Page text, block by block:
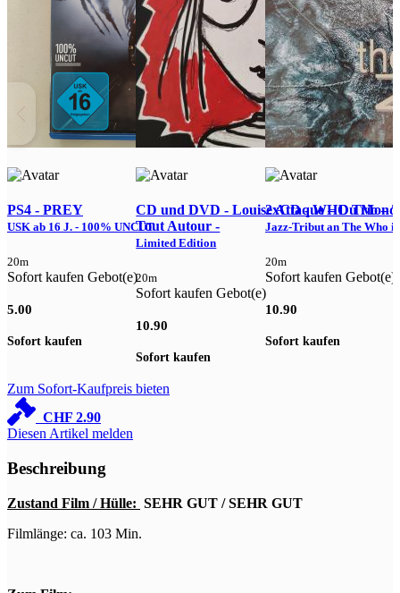
PS4 - PREY
USK ab 16 J. - 100% UNCUT
20m
Sofort kaufen Gebot(e)
5.00
Sofort kaufen
CD und DVD - Louise Attaque – Du
Tout Autour -
Limited Edition
20m
Sofort kaufen Gebot(e)
10.90
Sofort kaufen
2xCD - WHO Trio –
Jazz-Tribut an The Who
20m
Sofort kaufen Gebot(e)
10.90
Sofort kaufen
Zum Sofort-Kaufpreis bieten
CHF 2.90
Diesen Artikel melden
Beschreibung
Zustand Film / Hülle: SEHR GUT / SEHR GUT
Filmlänge: ca. 103 Min.